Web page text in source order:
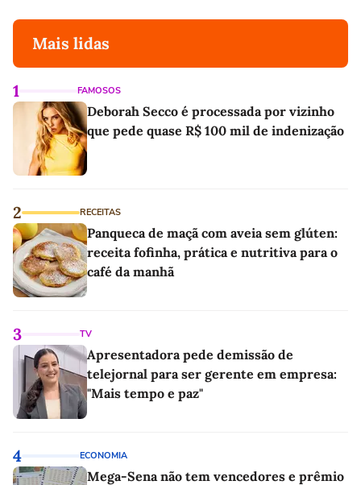
Mais lidas
1 FAMOSOS
Deborah Secco é processada por vizinho
que pede quase R$ 100 mil de indenização
2 RECEITAS
Panqueca de maçã com aveia sem glúten:
receita fofinha, prática e nutritiva para o
café da manhã
3 TV
Apresentadora pede demissão de
telejornal para ser gerente em empresa:
"Mais tempo e paz"
4 ECONOMIA
Mega-Sena não tem vencedores e prêmio